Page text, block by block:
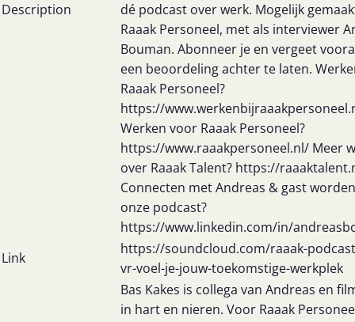
Description
dé podcast over werk. Mogelijk
Raaak Personeel, met als interviewer
Bouman. Abonneer je en vergeet
een beoordeling achter te laten.
Raaak Personeel?
https://
Werken voor Raaak Personeel?
https://www.raaakpersoneel.nl/ Meer
over Raaak Talent? https://
Connecten met Andreas & gast
onze podcast?
https://www.linkedin.com/in/
Link
https://soundcloud.com/raaak-
vr-voel-je-jouw-toekomstige-werkplek
Bas Kakes is collega van Andreas en
in hart en nieren. Voor Raaak